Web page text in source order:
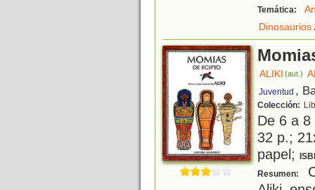
Temática:
Dinosaurios
ALIKI (aut.)
Juventud ,
Colección:
De 6 a
32 p.;
papel;
Resumen: